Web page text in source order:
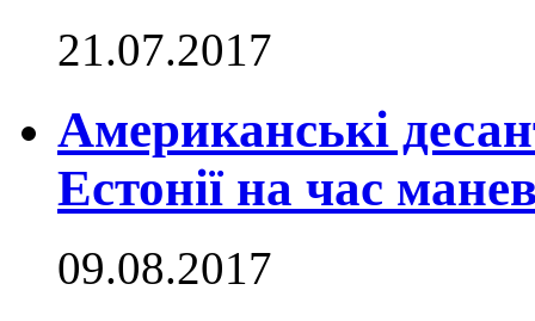
21.07.2017
Американські
Естонії на час
09.08.2017